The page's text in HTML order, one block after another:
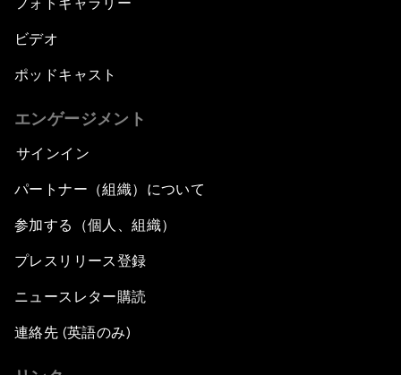
フォトギャラリー
ビデオ
ポッドキャスト
エンゲージメント
サインイン
パートナー（組織）について
参加する（個人、組織）
プレスリリース登録
ニュースレター購読
連絡先 (英語のみ)